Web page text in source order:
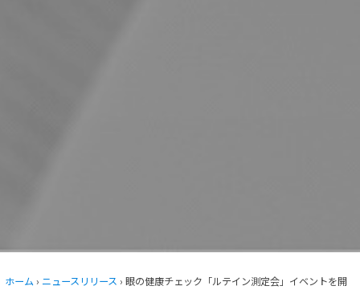
ホーム › ニュースリリース › 眼の健康チェック「ルテイン測定会」イベントを開